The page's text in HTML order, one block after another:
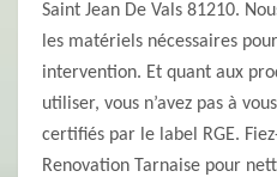
Saint Jean De Vals 81210.
les matériels nécessaires
intervention. Et quant aux
utiliser, vous n’avez pas à
certifiés par le label RGE.
Renovation Tarnaise pour